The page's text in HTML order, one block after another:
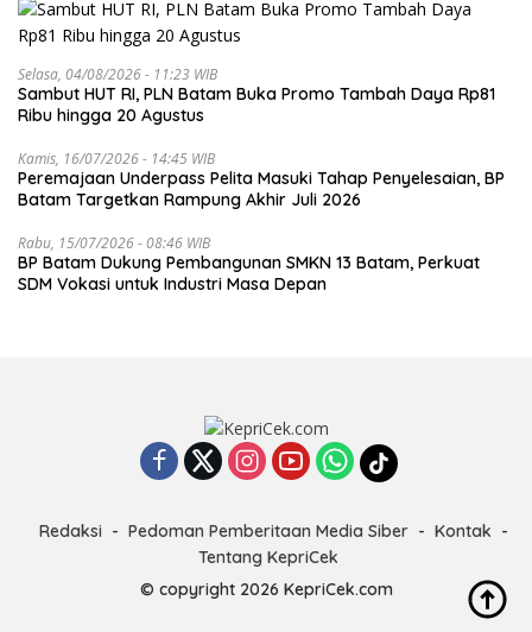
Selasa, 04/08/2026 - 11:23 WIB
Sambut HUT RI, PLN Batam Buka Promo Tambah Daya Rp81
Ribu hingga 20 Agustus
Kamis, 16/07/2026 - 14:45 WIB
Peremajaan Underpass Pelita Masuki Tahap Penyelesaian, BP
Batam Targetkan Rampung Akhir Juli 2026
Rabu, 15/07/2026 - 08:46 WIB
BP Batam Dukung Pembangunan SMKN 13 Batam, Perkuat
SDM Vokasi untuk Industri Masa Depan
Redaksi Pedoman Pemberitaan Media Siber
Kontak
Tentang KepriCek
© copyright 2026 KepriCek.com